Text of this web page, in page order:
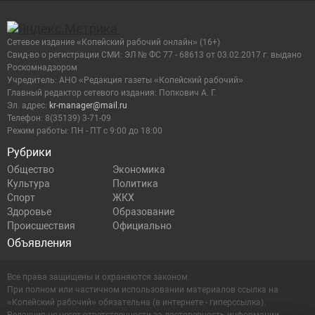
Рубрики
Общество
Экономика
Культура
Политика
Спорт
ЖКХ
Здоровье
Образование
Происшествия
Официально
Объявления
Сетевое издание «Копейский рабочий онлайн» (16+)
Cвид-во о регистрации СМИ: ЭЛ № ФС 77 - 68613 от 03.02.2017 г. выдано
Роскомнадзором
Учредитель: АНО «Редакция газеты «Копейский рабочий»
Главный редактор сетевого издания: Попкович А. Г.
Эл. адрес: kr-manager@mail.ru
Телефон: 8(35139) 3-71-09
Режим работы: ПН - ПТ с 9:00 до 18:00
Все права защищены и охраняются законом.
При полном или частичном использовании материалов ссылка на
«Копейский рабочий» обязательна (в интернете - гиперссылка).